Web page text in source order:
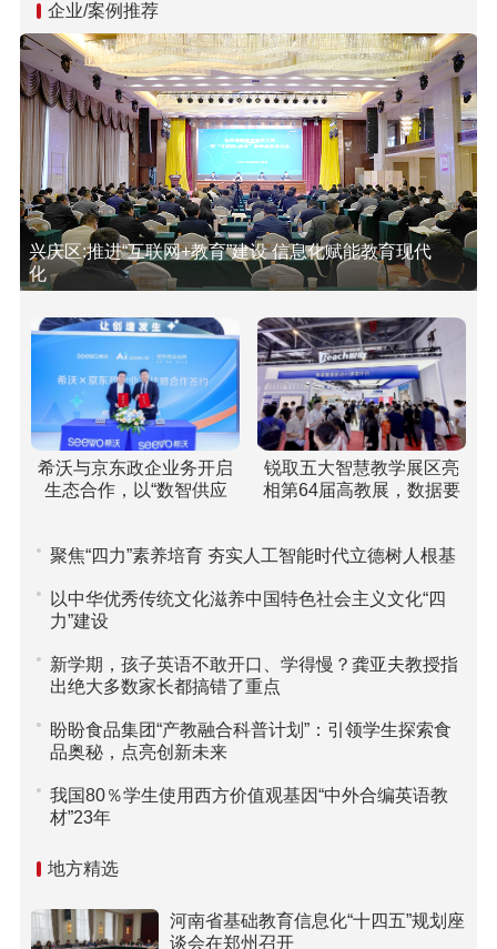
企业/案例推荐
兴庆区:推进“互联网+教育”建设 信息化赋能教育现代
化
希沃与京东政企业务开启
生态合作，以“数智供应
锐取五大智慧教学展区亮
相第64届高教展，数据要
聚焦“四力”素养培育 夯实人工智能时代立德树人根基
以中华优秀传统文化滋养中国特色社会主义文化“四
力”建设
新学期，孩子英语不敢开口、学得慢？龚亚夫教授指
出绝大多数家长都搞错了重点
盼盼食品集团“产教融合科普计划”：引领学生探索食
品奥秘，点亮创新未来
我国80％学生使用西方价值观基因“中外合编英语教
材”23年
地方精选
河南省基础教育信息化“十四五”规划座
谈会在郑州召开